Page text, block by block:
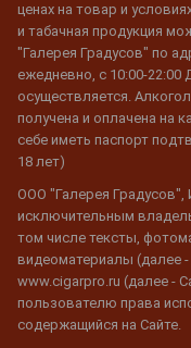
ценах на товар и
и табачная продукция
"Галерея Градусов" по
ежедневно, с 10:00-22:00
осуществляется.
получена и оплачена на
себе иметь паспорт
18 лет)
ООО "Галерея Градусов",
исключительным
том числе тексты,
видеоматериалы (далее
www.cigarpro.ru (далее -
пользователю права
содержащийся на Сайте.